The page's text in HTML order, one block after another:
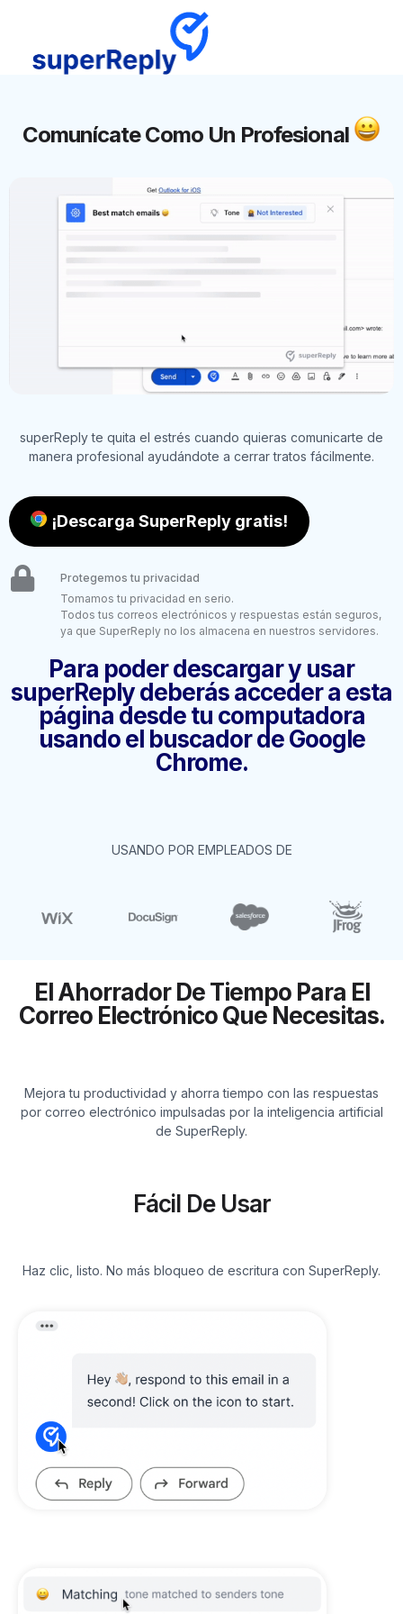
Comunícate Como Un Profesional
superReply te quita el estrés cuando quieras comunicarte de
manera profesional ayudándote a cerrar tratos fácilmente.
¡Descarga SuperReply gratis!
Protegemos tu privacidad
Tomamos tu privacidad en serio.
Todos tus correos electrónicos y respuestas están seguros,
ya que SuperReply no los almacena en nuestros servidores.
Para poder descargar y usar
superReply deberás acceder a esta
página desde tu computadora
usando el buscador de Google
Chrome.
USANDO POR EMPLEADOS DE
El Ahorrador De Tiempo Para El
Correo Electrónico Que Necesitas.
Mejora tu productividad y ahorra tiempo con las respuestas
por correo electrónico impulsadas por la inteligencia artificial
de SuperReply.
Fácil De Usar
Haz clic, listo. No más bloqueo de escritura con SuperReply.